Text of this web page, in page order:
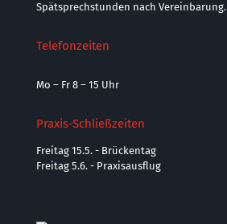
Spätsprechstunden nach Vereinbarung.
Telefonzeiten
Mo – Fr 8 – 15 Uhr
Praxis-Schließzeiten
Freitag 15.5. - Brückentag
Freitag 5.6. - Praxisausflug